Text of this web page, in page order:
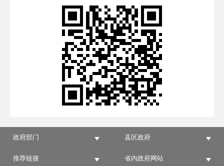
政府部门 县区政府
推荐链接 省内政府网站